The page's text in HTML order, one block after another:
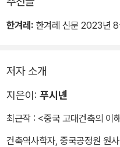
3장 ‘중국의 고대 도성 계획에
데 베이징에 대해서는 이어지는
건축군 총체적 계획의 특징’에
도에서 베이징의 궁전인 자금
다. 6장 ‘전국 시대 중산왕릉
한겨레: 한겨레 신문 2023년
저자 소개
지은이: 푸시녠
최근작 : <중국 고대건축의 이
건축역사학자, 중국공정원 원